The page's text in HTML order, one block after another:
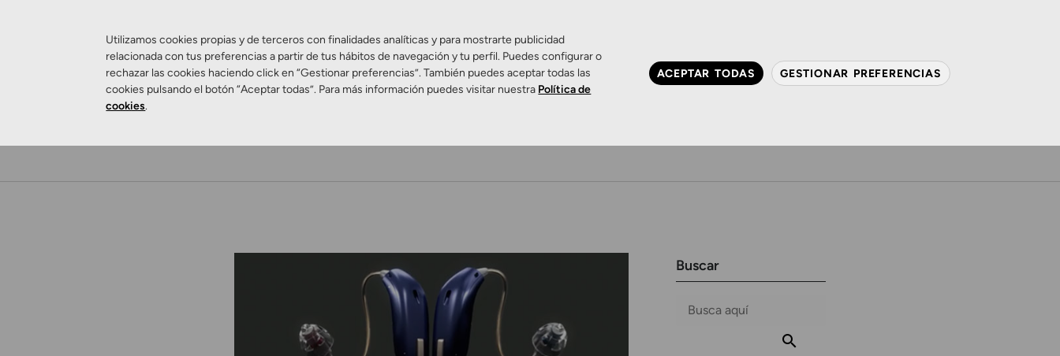
Buscar
Utilizamos cookies propias y de terceros con finalidades analíticas y para mostrarte publicidad
relacionada con tus preferencias a partir de tus hábitos de navegación y tu perfil. Puedes configurar o
rechazar las cookies haciendo click en “Gestionar preferencias”. También puedes aceptar todas las
cookies pulsando el botón “Aceptar todas”. Para más información puedes visitar nuestra Política de
cookies.
ACEPTAR TODAS GESTIONAR PREFERENCIAS